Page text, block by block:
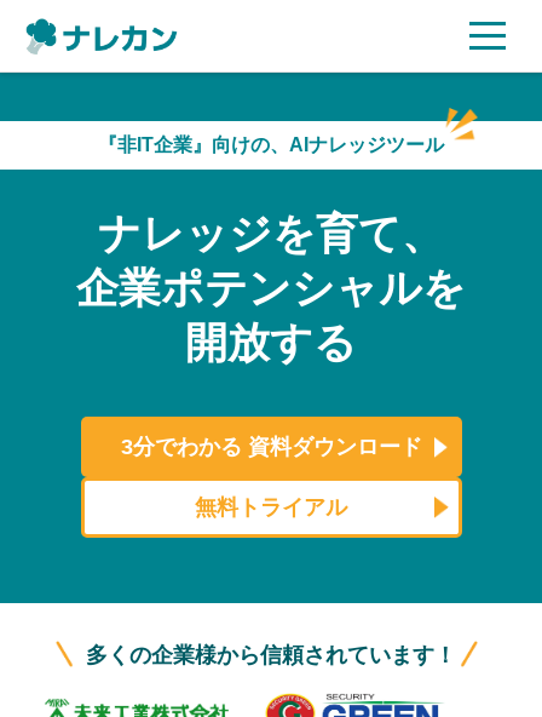
AI機能
ご利用企業様の声
セキュリティ
よくある質問
資料ダウンロード
ログイン
『非IT企業』向けの、AIナレッジツール
ナレッジを育て、
企業ポテンシャルを
開放する
3分でわかる 資料ダウンロード
無料トライアル
多くの企業様から信頼されています！